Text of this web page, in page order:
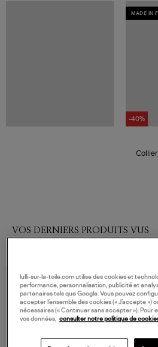
MADE IN
-40%
Collier
VOS DERNIERS PRODUITS VUS
lulli-sur-la-toile.com utilise des cookies et
performance, personnalisation, publicité et
partenaires tels que Google. Vous pouvez
accepter l’ensemble des cookies (« J’accepte
nécessaires (« Continuer sans accepter »). Pour
vos données, consulter notre politique de